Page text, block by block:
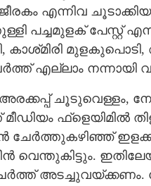
എന്നിവ
പച്ചമുളക് പേസ്റ്റ്
കാശ്‌മിരി
എല്ലാം നന്നായി
അരക്കപ്പ് ചൂടുവെള്ളം,
ഫ്ളെയിമിൽ
ചേർത്തുകഴിഞ്ഞ്
വെന്തുകിട്ടും.